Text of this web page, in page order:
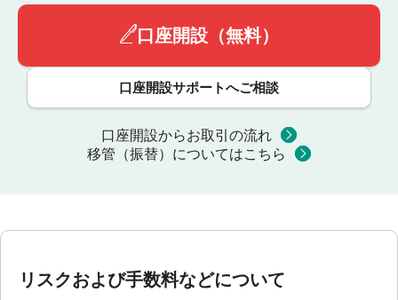
口座開設（無料）
口座開設サポートへご相談
口座開設からお取引の流れ
移管（振替）についてはこちら
リスクおよび手数料などについて